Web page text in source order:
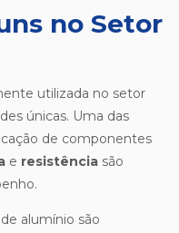
no Setor
utilizada no setor
únicas. Uma das
de componentes
e resistência são
alumínio são